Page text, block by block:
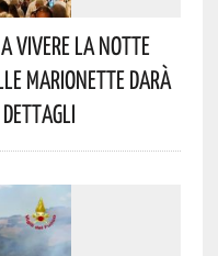
Vivere La Notte
Marionette Darà
Dettagli